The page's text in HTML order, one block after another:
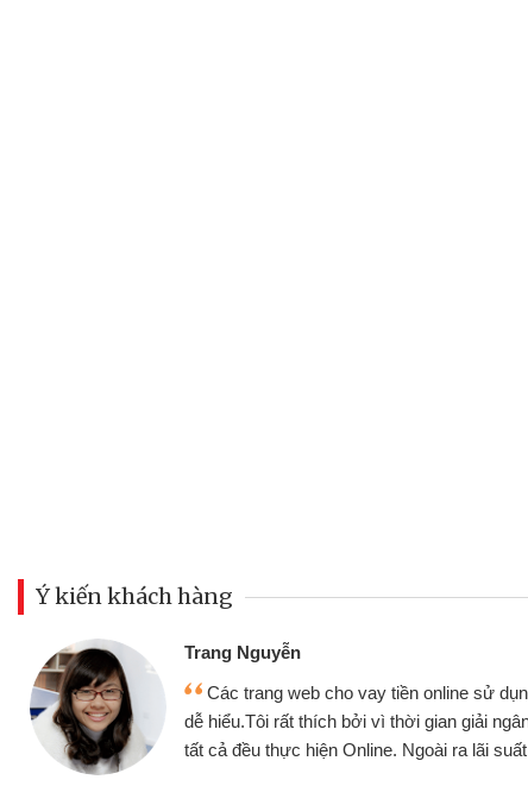
Ý kiến khách hàng
Trang Nguyễn
Các trang web cho vay tiền online sử
dễ hiểu.Tôi rất thích bởi vì thời gian giải
tất cả đều thực hiện Online. Ngoài ra lãi